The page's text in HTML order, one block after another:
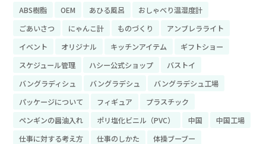
ABS樹脂 OEM あひる風呂
おしゃべり温湿度計
ごあいさつ
にゃんこ計 ものづくり
アンブレラライト
イベント
オリジナル キッチンアイテム
ギフトショー
スケジュール管理
ハシー公式ショップ
バストイ
バングラディシュ
バングラデシュ
バングラデシュ工場
パッケージについて
フィギュア
プラスチック
ペンギンの醤油入れ
ポリ塩化ビニル（PVC） 中国
中国工場
仕事に対する考え方
仕事のしかた
体操ブーブー